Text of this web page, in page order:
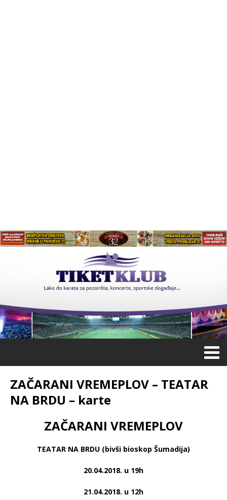
ZAČARANI VREMEPLOV – TEATAR
NA BRDU – karte
ZAČARANI VREMEPLOV
TEATAR NA BRDU (bivši bioskop Šumadija)
20.04.2018. u 19h
21.04.2018. u 12h